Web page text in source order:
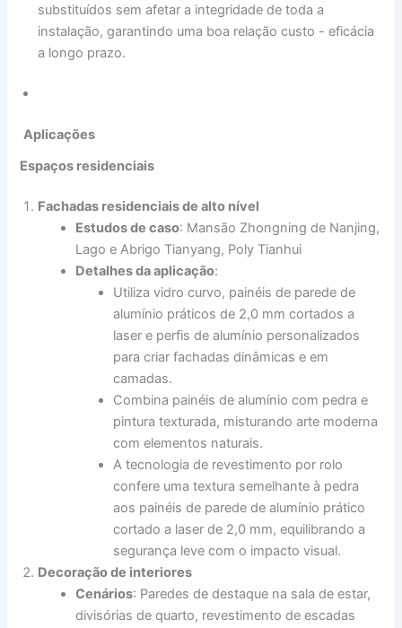
substituídos sem afetar a integridade de toda a
instalação, garantindo uma boa relação custo - eficácia
a longo prazo.
Aplicações
Espaços residenciais
Fachadas residenciais de alto nível
Estudos de caso: Mansão Zhongning de Nanjing,
Lago e Abrigo Tianyang, Poly Tianhui
Detalhes da aplicação:
Utiliza vidro curvo, painéis de parede de
alumínio práticos de 2,0 mm cortados a
laser e perfis de alumínio personalizados
para criar fachadas dinâmicas e em
camadas.
Combina painéis de alumínio com pedra e
pintura texturada, misturando arte moderna
com elementos naturais.
A tecnologia de revestimento por rolo
confere uma textura semelhante à pedra
aos painéis de parede de alumínio prático
cortado a laser de 2,0 mm, equilibrando a
segurança leve com o impacto visual.
Decoração de interiores
Cenários: Paredes de destaque na sala de estar,
divisórias de quarto, revestimento de escadas